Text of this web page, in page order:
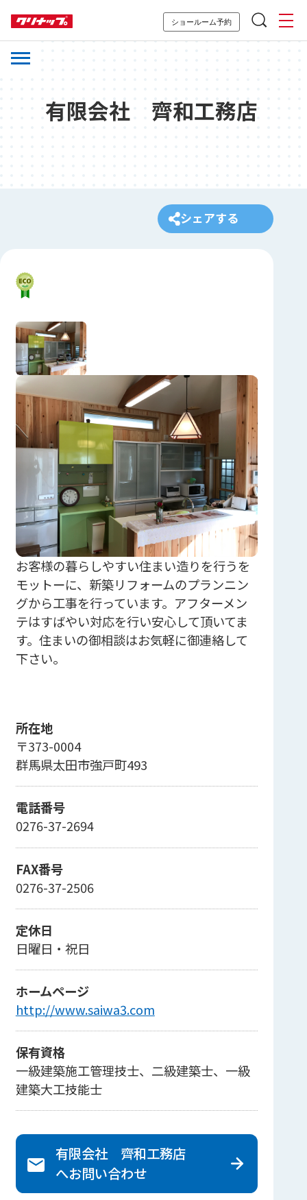
ショールーム予約
有限会社 齊和工務店
シェアする
お客様の暮らしやすい住まい造りを行うを
モットーに、新築リフォームのプランニン
グから工事を行っています。アフターメン
テはすばやい対応を行い安心して頂いてま
す。住まいの御相談はお気軽に御連絡して
下さい。
所在地
〒373-0004
群馬県太田市強戸町493
電話番号
0276-37-2694
FAX番号
0276-37-2506
定休日
日曜日・祝日
ホームページ
http://www.saiwa3.com
保有資格
一級建築施工管理技士、二級建築士、一級
建築大工技能士
有限会社 齊和工務店
へお問い合わせ